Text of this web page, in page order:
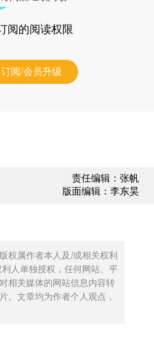
阅的阅读权限
订阅/会员升级
责任编辑：张帆
版面编辑：李东昊
权属作者本人及/或相关权利
人单独授权，任何网站、平
相关媒体的网站信息内容转
。文章均为作者个人观点，